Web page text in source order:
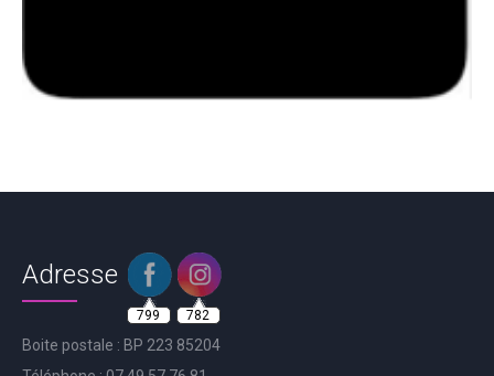
Adresse
Boite postale : BP 223 85204
799 782